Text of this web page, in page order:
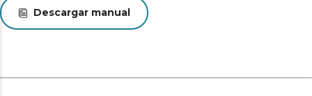
Descargar manual